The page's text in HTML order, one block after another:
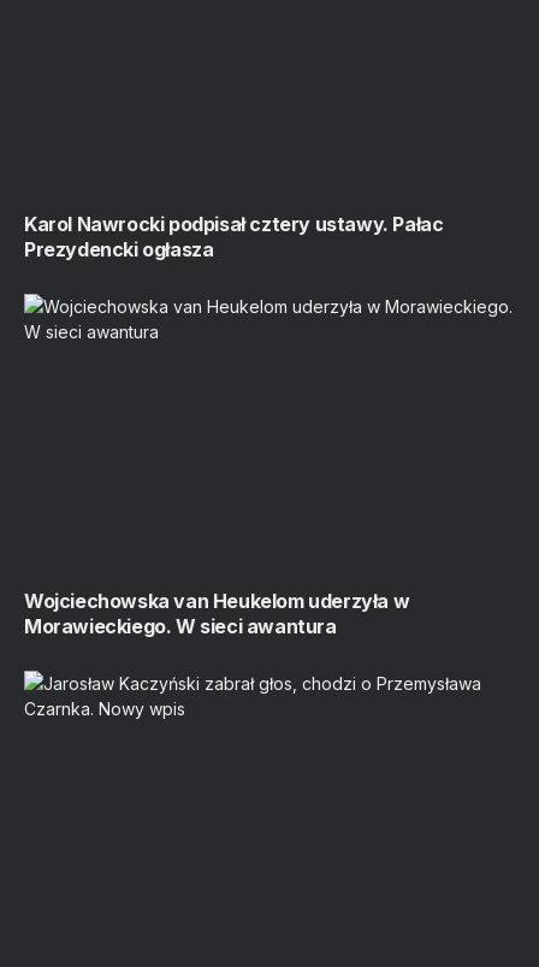
Karol Nawrocki podpisał cztery ustawy. Pałac
Prezydencki ogłasza
Wojciechowska van Heukelom uderzyła w
Morawieckiego. W sieci awantura